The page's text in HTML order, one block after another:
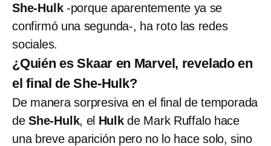
She-Hulk-porque aparentemente ya se
confirmó una segunda-, ha roto las redes
sociales.
¿Quién es Skaar en Marvel, revelado en
el final de She-Hulk?
De manera sorpresiva en el final de temporada
de She-Hulk, el Hulkde Mark Ruffalo hace
una breve aparición pero no lo hace solo, sino